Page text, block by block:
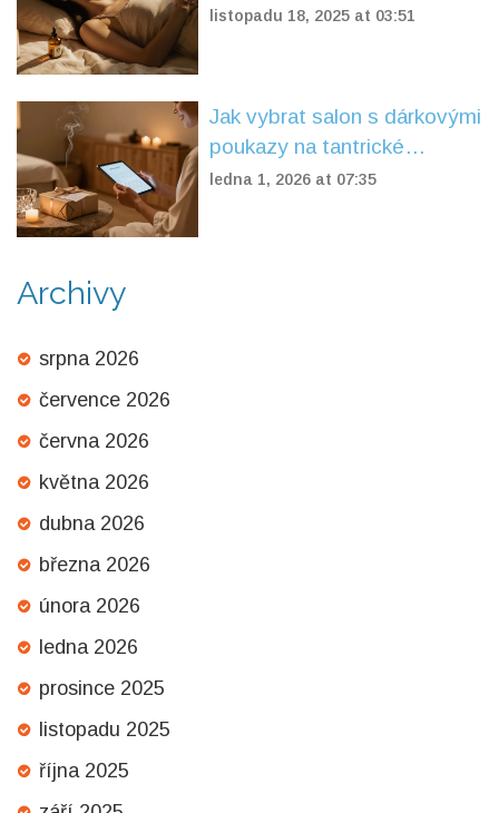
vlastnímu tělu
listopadu 18, 2025 at 03:51
Jak vybrat salon s dárkovými
poukazy na tantrické
masáže a nezůstat ve
ledna 1, 2026 at 07:35
Archivy
srpna 2026
července 2026
června 2026
května 2026
dubna 2026
března 2026
února 2026
ledna 2026
prosince 2025
listopadu 2025
října 2025